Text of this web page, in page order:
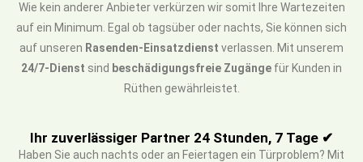
Wie kein anderer Anbieter verkürzen wir somit Ihre Wartezeiten
auf ein Minimum. Egal ob tagsüber oder nachts, Sie können sich
auf unseren Rasenden-Einsatzdienst verlassen. Mit unserem
24/7-Dienst sind beschädigungsfreie Zugänge für Kunden in
Rüthen gewährleistet.
Ihr zuverlässiger Partner 24 Stunden, 7 Tage ✔
Haben Sie auch nachts oder an Feiertagen ein Türproblem? Mit